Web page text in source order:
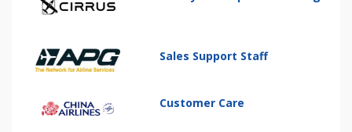
Sales Support Staff
Customer Care